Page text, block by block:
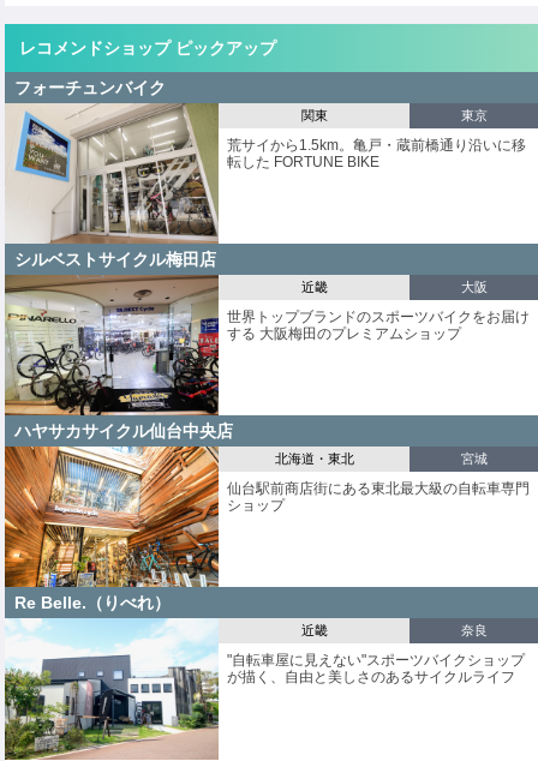
レコメンドショップ ピックアップ
フォーチュンバイク
関東 東京
荒サイから1.5km。亀戸・蔵前橋通り沿いに移
転した FORTUNE BIKE
シルベストサイクル梅田店
近畿 大阪
世界トップブランドのスポーツバイクをお届け
する 大阪梅田のプレミアムショップ
ハヤサカサイクル仙台中央店
北海道・東北 宮城
仙台駅前商店街にある東北最大級の自転車専門
ショップ
Re Belle.（りべれ）
近畿 奈良
"自転車屋に見えない"スポーツバイクショップ
が描く、自由と美しさのあるサイクルライフ